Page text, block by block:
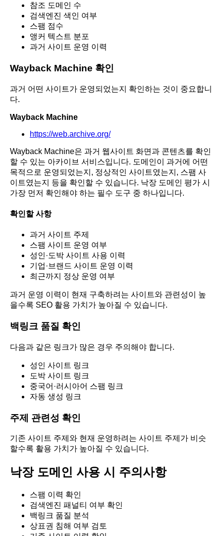
참조 도메인 수
검색엔진 색인 여부
스팸 점수
앵커 텍스트 분포
과거 사이트 운영 이력
Wayback Machine 확인
과거 어떤 사이트가 운영되었는지 확인하는 것이 중요합니
다.
Wayback Machine
https://web.archive.org/
Wayback Machine은 과거 웹사이트 화면과 콘텐츠를 확인
할 수 있는 아카이브 서비스입니다. 도메인이 과거에 어떤
목적으로 운영되었는지, 정상적인 사이트였는지, 스팸 사
이트였는지 등을 확인할 수 있습니다. 낙장 도메인 평가 시
가장 먼저 확인해야 하는 필수 도구 중 하나입니다.
확인할 사항
과거 사이트 주제
스팸 사이트 운영 여부
성인·도박 사이트 사용 이력
기업·브랜드 사이트 운영 이력
최근까지 정상 운영 여부
과거 운영 이력이 현재 구축하려는 사이트와 관련성이 높
을수록 SEO 활용 가치가 높아질 수 있습니다.
백링크 품질 확인
다음과 같은 링크가 많은 경우 주의해야 합니다.
성인 사이트 링크
도박 사이트 링크
중국어·러시아어 스팸 링크
자동 생성 링크
주제 관련성 확인
기존 사이트 주제와 현재 운영하려는 사이트 주제가 비슷
할수록 활용 가치가 높아질 수 있습니다.
낙장 도메인 사용 시 주의사항
스팸 이력 확인
검색엔진 패널티 여부 확인
백링크 품질 분석
상표권 침해 여부 검토